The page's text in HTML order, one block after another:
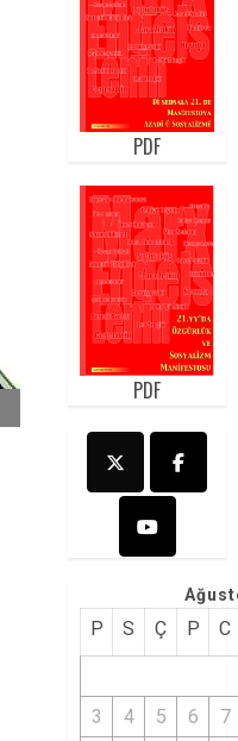
PDF
PDF
P S Ç P C
3 4 5 6
7